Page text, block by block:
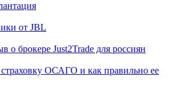
от JBL
о брокере Just2Trade для россиян
ОСАГО и как правильно ее